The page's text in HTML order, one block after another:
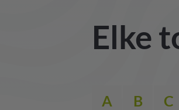
Elke
A B C